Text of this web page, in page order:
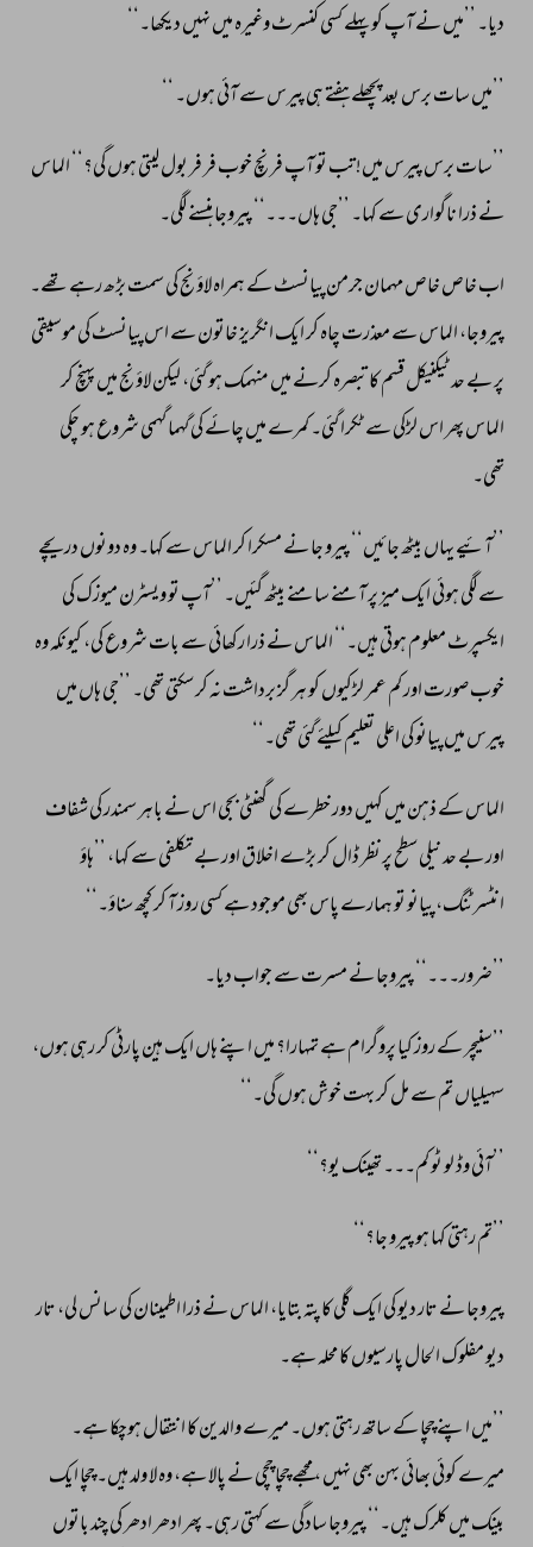
دیا۔ ’’میں نے آپ کو پہلے کسی کنسرٹ وغیرہ میں نہیں دیکھا۔‘‘
’’میں سات برس بعد پچھلے ہفتے ہی پیرس سے آئی ہوں۔
’’سات برس پیرس میں! تب تو آپ فرنچ خوب فر فر بول لیتی ہوں گی؟‘‘ الماس
نے ذرا ناگواری سے کہا۔ ’’جی ہاں۔۔۔‘‘ پیروجا ہنسنے لگی۔
اب خاص خاص مہمان جرمن پیانسٹ کے ہمراہ لاؤنج کی سمت بڑھ رہے تھے۔
پیروجا، الماس سے معذرت چاہ کر ایک انگریز خاتون سے اس پیانسٹ کی موسیقی
پر بے حد ٹیکنیکل قسم کا تبصرہ کرنے میں منہمک ہو گئی، لیکن لاؤنج میں پہنچ کر
الماس پھر اس لڑکی سے ٹکرا گئی۔ کمرے میں چائے کی گہما گہمی شروع ہو چکی
تھی۔
’’آئیے یہاں بیٹھ جائیں‘‘ پیرو جا نے مسکرا کر الماس سے کہا۔ وہ دونوں دریچے
سے لگی ہوئی ایک میز پر آمنے سامنے بیٹھ گئیں۔ ’’آپ تو ویسٹرن میوزک کی
ایکسپرٹ معلوم ہوتی ہیں۔‘‘ الماس نے ذرا رکھائی سے بات شروع کی، کیونکہ وہ
خوب صورت اور کم عمر لڑکیوں کو ہر گز برداشت نہ کر سکتی تھی۔ ’’جی ہاں میں
پیرس میں پیانو کی اعلی تعلیم کیلئے گئی تھی۔‘‘
الماس کے ذہن میں کہیں دور خطرے کی گھنٹی بجی اس نے باہر سمندر کی شفاف
اور بے حد نیلی سطح پر نظر ڈال کر بڑے اخلاق اور بے تکلفی سے کہا، ’’ہاؤ
انٹسرٹنگ، پیانو تو ہمارے پاس بھی موجود ہے کسی روز آ کر کچھ سناؤ۔‘‘
’’ضرور۔۔۔‘‘ پیروجا نے مسرت سے جواب دیا۔
’’سنیچر کے روز کیا پروگرام ہے تمہارا؟ میں اپنے ہاں ایک ہین پارٹی کر رہی ہوں،
سہیلیاں تم سے مل کر بہت خوش ہوں گی۔‘‘
’’آئی وڈ لو ٹو کم۔۔۔ تھینک یو؟‘‘
’’تم رہتی کہا ہو پیرو جا؟‘‘
پیروجا نے تار دیو کی ایک گلی کا پتہ بتایا، الماس نے ذرا اطمینان کی سانس لی، تار
دیو مفلوک الحال پارسیوں کا محلہ ہے۔
’’میں اپنے چچا کے ساتھ رہتی ہوں۔ میرے والدین کا انتقال ہوچکا ہے۔
میرے کوئی بھائی بہن بھی نہیں ، مجھے چچا چچی نے پالا ہے، وہ لا ولد ہیں۔ چچا ایک
بینک میں کلرک ہیں۔‘‘ پیروجا سادگی سے کہتی رہی۔ پھر ادھر ادھر کی چند باتوں